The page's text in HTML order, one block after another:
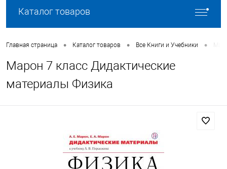
Каталог товаров
Главная страница • Каталог товаров • Все Книги и Учебники •
Марон 7 класс Дидактические
материалы Физика